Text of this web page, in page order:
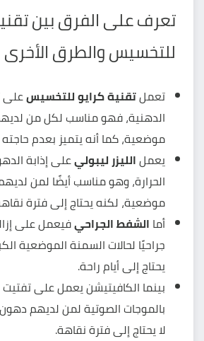
تعرف على الفرق بين
للتخسيس والطرق الأخرى
تعملتقنية كرايو للتخسيسعلى
الدهنية، فهو مناسب لكل من
موضعية، كما أنه يتميز بعدم
يعملالليزر ليبوليعلى إذابة
الحرارة، وهو مناسب أيضًا لمن
موضعية، لكنه يحتاج إلى فترة
أما الشفط الجراحيفيعمل على
جراحيًا لحالات السمنة الموضعية
يحتاج إلى أيام راحة.
بينما الكافيتيشن يعمل على
بالموجات الصوتية لمن لديهم
لا يحتاج إلى فترة نقاهة.